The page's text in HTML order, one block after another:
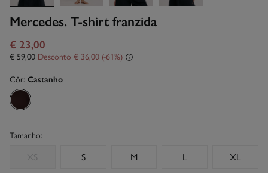
Mercedes. T-shirt franzida
€ 23,00
€ 59,00 Desconto € 36,00 61
Côr: Castanho
Tamanho:
XS S M L XL